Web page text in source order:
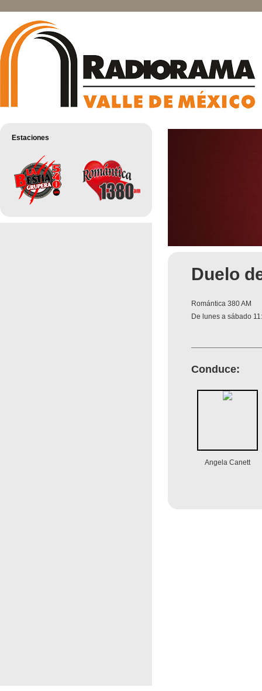
Estaciones
Duelo
Romántica 380 AM
De lunes a sábado
Conduce:
Angela Canett